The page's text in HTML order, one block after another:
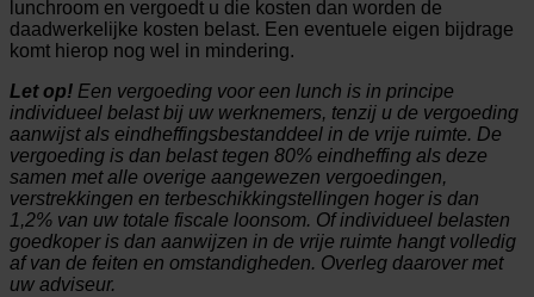
lunchroom en vergoedt u die kosten dan worden de
daadwerkelijke kosten belast. Een eventuele eigen bijdrage
komt hierop nog wel in mindering.
Let op! Een vergoeding voor een lunch is in principe
individueel belast bij uw werknemers, tenzij u de vergoeding
aanwijst als eindheffingsbestanddeel in de vrije ruimte. De
vergoeding is dan belast tegen 80% eindheffing als deze
samen met alle overige aangewezen vergoedingen,
verstrekkingen en terbeschikkingstellingen hoger is dan
1,2% van uw totale fiscale loonsom. Of individueel belasten
goedkoper is dan aanwijzen in de vrije ruimte hangt volledig
af van de feiten en omstandigheden. Overleg daarover met
uw adviseur.